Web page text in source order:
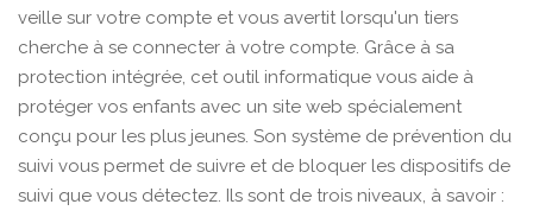
veille sur votre compte et vous avertit lorsqu'un tiers
cherche à se connecter à votre compte. Grâce à sa
protection intégrée, cet outil informatique vous aide à
protéger vos enfants avec un site web spécialement
conçu pour les plus jeunes. Son système de prévention du
suivi vous permet de suivre et de bloquer les dispositifs de
suivi que vous détectez. Ils sont de trois niveaux, à savoir :